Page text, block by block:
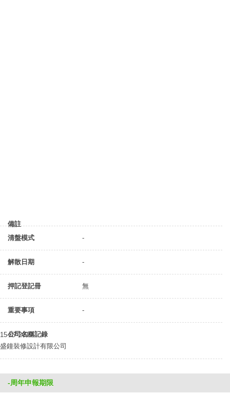
備註
清盤模式
-
解散日期 -
押記登記冊 無
重要事項 -
公司名稱記錄
15-07-2019
盛鐘裝修設計有限公司
-周年申報期限